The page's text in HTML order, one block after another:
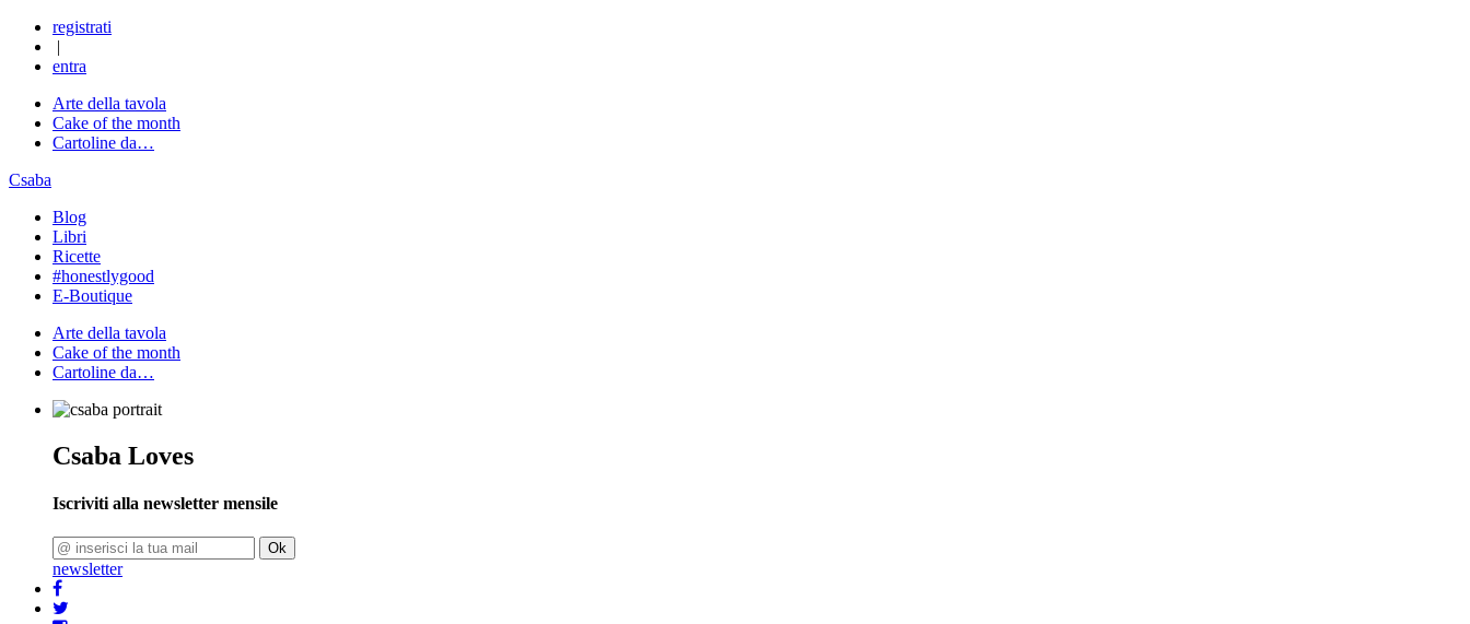
registrati
|
entra
Arte della tavola
Cake of the month
Cartoline da…
Csaba
Blog
Libri
Ricette
#honestlygood
E-Boutique
Arte della tavola
Cake of the month
Cartoline da…
Csaba Loves
Iscriviti alla newsletter mensile
Ok
newsletter